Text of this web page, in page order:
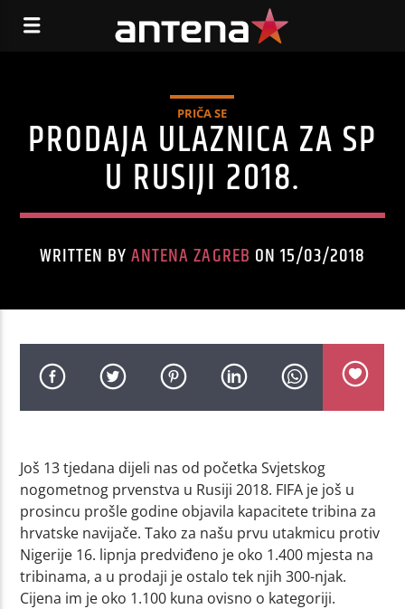
PRIČA SE
PRODAJA ULAZNICA ZA SP
U RUSIJI 2018.
WRITTEN BYANTENA ZAGREB ON 15/03/2018
Još 13 tjedana dijeli nas od početka Svjetskog
nogometnog prvenstva u Rusiji 2018. FIFA je još u
prosincu prošle godine objavila kapacitete tribina za
hrvatske navijače. Tako za našu prvu utakmicu protiv
Nigerije 16. lipnja predviđeno je oko 1.400 mjesta na
tribinama, a u prodaji je ostalo tek njih 300-njak.
Cijena im je oko 1.100 kuna ovisno o kategoriji.